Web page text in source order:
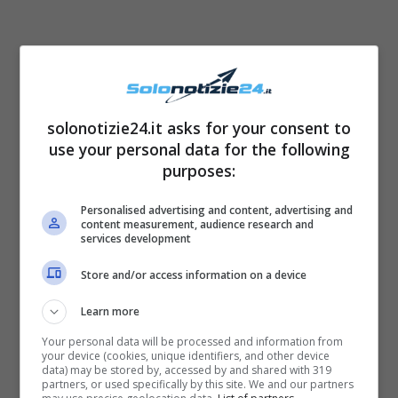
Vergine
Per loro sarà una
la vita di coppia diventerà più romantica, e
partner saranno pronti a concedersi alcuni
solonotizie24.it asks for your consent to
use your personal data for the following
purposes:
Personalised advertising and content, advertising and
content measurement, audience research and
services development
Store and/or access information on a device
Learn more
Your personal data will be processed and information from
your device (cookies, unique identifiers, and other device
data) may be stored by, accessed by and shared with 319
partners, or used specifically by this site. We and our partners